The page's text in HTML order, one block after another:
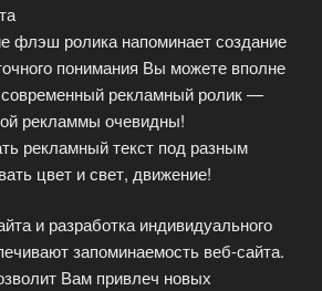
флэш ролика напоминает создание
понимания Вы можете вполне
современный рекламный ролик —
рекламмы очевидны!
рекламный текст под разным
цвет и свет, движение!
и разработка индивидуального
запоминаемость веб-сайта.
Вам привлеч новых